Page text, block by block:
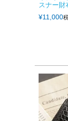
スナー財
¥11,000